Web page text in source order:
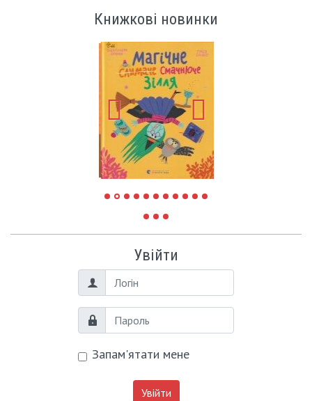
Книжкові новинки
Увійти
Логін
Пароль
Запам'ятати мене
Увійти